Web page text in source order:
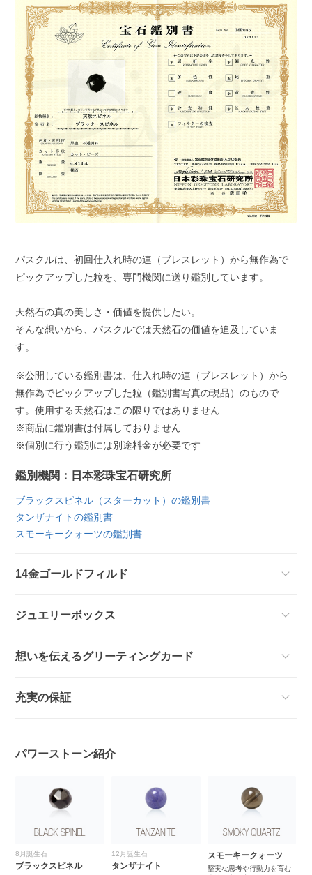
パスクルは、初回仕入れ時の連（ブレスレット）から無作為で
ピックアップした粒を、専門機関に送り鑑別しています。
天然石の真の美しさ・価値を提供したい。
そんな想いから、パスクルでは天然石の価値を追及していま
す。
※公開している鑑別書は、仕入れ時の連（ブレスレット）から
無作為でピックアップした粒（鑑別書写真の現品）のもので
す。使用する天然石はこの限りではありません
※商品に鑑別書は付属しておりません
※個別に行う鑑別には別途料金が必要です
鑑別機関：日本彩珠宝石研究所
ブラックスピネル（スターカット）の鑑別書
タンザナイトの鑑別書
スモーキークォーツの鑑別書
14金ゴールドフィルド
ジュエリーボックス
想いを伝えるグリーティングカード
充実の保証
パワーストーン紹介
8月誕生石
ブラックスピネル
12月誕生石
タンザナイト
スモーキークォーツ
堅実な思考や行動力を育む